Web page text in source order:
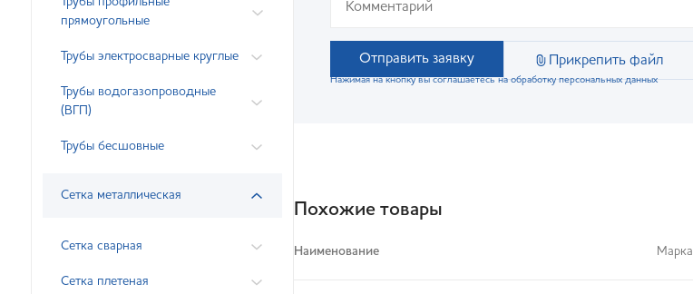
прямоугольные
Трубы электросварные круглые
Трубы водогазопроводные
(ВГП)
Трубы бесшовные
Сетка металлическая
Сетка сварная
Сетка плетеная
Отправить заявку Прикрепить файл
Нажимая на кнопку вы соглашаетесь на обработку персональных данных
Похожие товары
Наименование Марка